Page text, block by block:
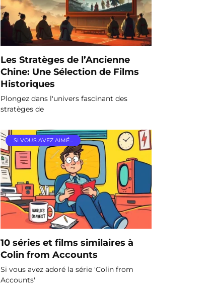
Les Stratèges de l’Ancienne
Chine: Une Sélection de Films
Historiques
Plongez dans l'univers fascinant des
stratèges de
SI VOUS AVEZ AIMÉ…
10 séries et films similaires à
Colin from Accounts
Si vous avez adoré la série 'Colin from
Accounts'